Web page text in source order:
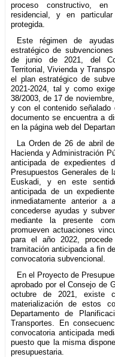
proceso constructivo,
residencial, y en
protegida.
Este régimen de
estratégico de
de junio de 2021, del
Territorial, Vivienda y
el plan estratégico de
2021-2024, tal y como
38/2003, de 17 de
y con el contenido
documento se encuentra a
en la página web del
La Orden de 26 de abril
Hacienda y Administración
anticipada de expedientes
Presupuestos Generales de
Euskadi, y en este
anticipada de un
inmediatamente anterior
concederse ayudas y
mediante la presente
promueven actuaciones
para el año 2022,
tramitación anticipada a fin
convocatoria subvencional.
En el Proyecto de
aprobado por el Consejo de
octubre de 2021, existe
materialización de estos
Departamento de
Transportes. En
convocatoria anticipada
puesto que la misma
presupuestaria.